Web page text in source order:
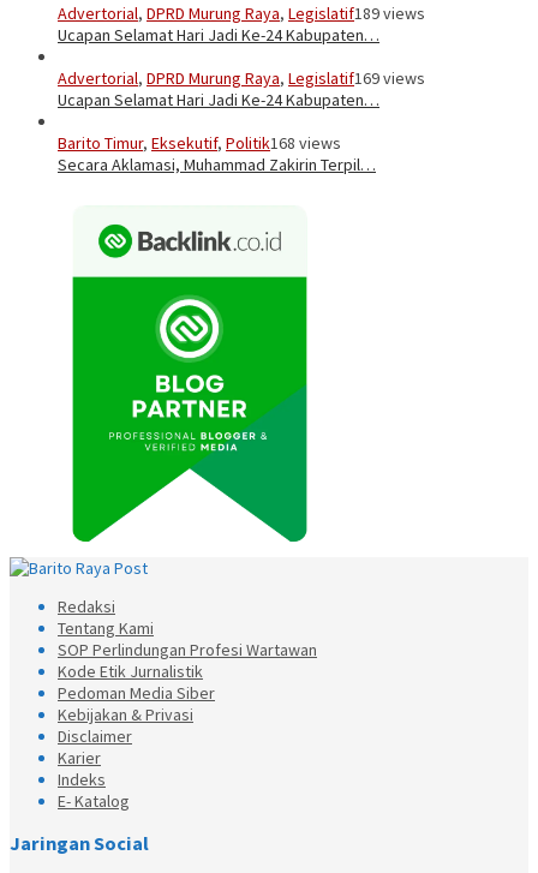
Advertorial, DPRD Murung Raya, Legislatif189 views
Ucapan Selamat Hari Jadi Ke-24 Kabupaten…
Advertorial, DPRD Murung Raya, Legislatif169 views
Ucapan Selamat Hari Jadi Ke-24 Kabupaten…
Barito Timur, Eksekutif, Politik168 views
Secara Aklamasi, Muhammad Zakirin Terpil…
Redaksi
Tentang Kami
SOP Perlindungan Profesi Wartawan
Kode Etik Jurnalistik
Pedoman Media Siber
Kebijakan & Privasi
Disclaimer
Karier
Indeks
E- Katalog
Jaringan Social